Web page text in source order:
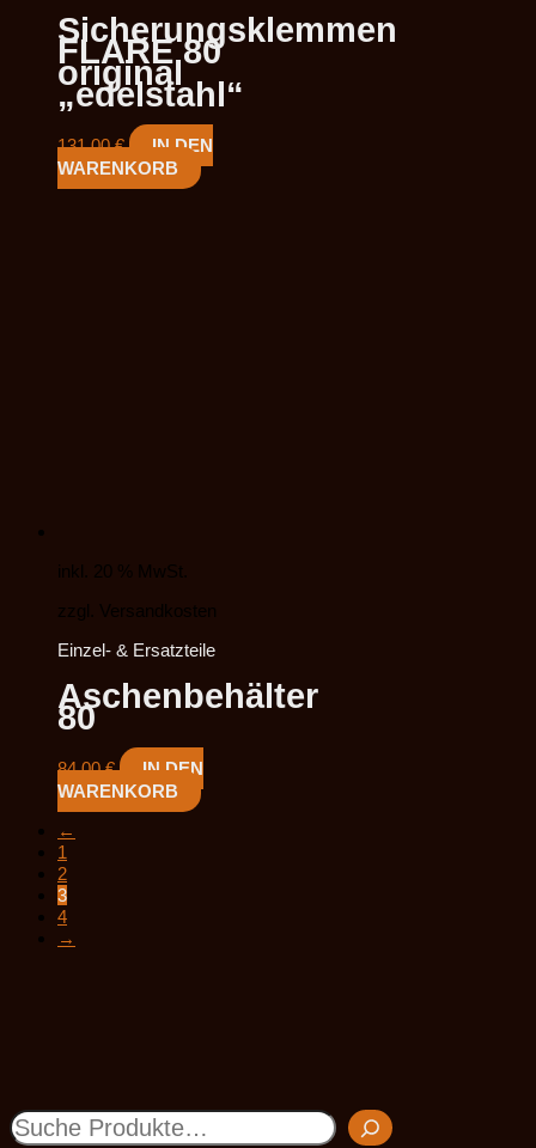
Sicherungsklemmen
FLARE 80
original
„edelstahl“
131,00€
IN DEN
WARENKORB
inkl. 20 % MwSt.
zzgl. Versandkosten
Einzel- & Ersatzteile
Aschenbehälter
80
84,00€
IN DEN
WARENKORB
←
1
2
3
4
→